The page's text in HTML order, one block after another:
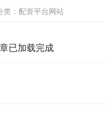
类： 配资平台网站
已加载完成